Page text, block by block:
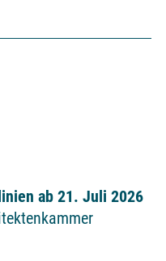
ab 21. Juli 2026